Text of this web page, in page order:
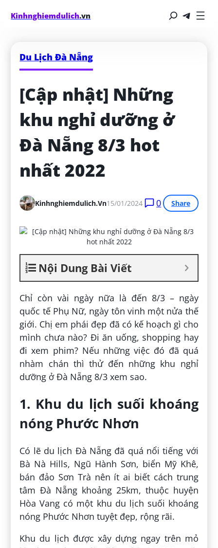
Kinhnghiemdulich.vn
Du Lịch Đà Nẵng
[Cập nhật] Những
khu nghỉ dưỡng ở
Đà Nẵng 8/3 hot
nhất 2022
Kinhnghiemdulich.vn15/01/2024 0 Share
Nội Dung Bài Viết
Chỉ còn vài ngày nữa là đến 8/3 – ngày
quốc tế Phụ Nữ, ngày tôn vinh một nửa thế
giới. Chị em phái đẹp đã có kế hoạch gì cho
mình chưa nào? Đi ăn uống, shopping hay
đi xem phim? Nếu những việc đó đã quá
nhàm chán thì thử đến những khu nghỉ
dưỡng ở Đà Nẵng 8/3 xem sao.
1. Khu du lịch suối khoáng
nóng Phước Nhơn
Có lẽ du lịch Đà Nẵng đã quá nổi tiếng với
Bà Nà Hills, Ngũ Hành Sơn, biển Mỹ Khê,
bán đảo Sơn Trà nên ít ai biết cách trung
tâm Đà Nẵng khoảng 25km, thuộc huyện
Hòa Vang có một khu du lịch suối khoáng
nóng Phước Nhơn tuyệt đẹp, rộng rãi.
Khu du lịch được xây dựng ngay trên mỏ